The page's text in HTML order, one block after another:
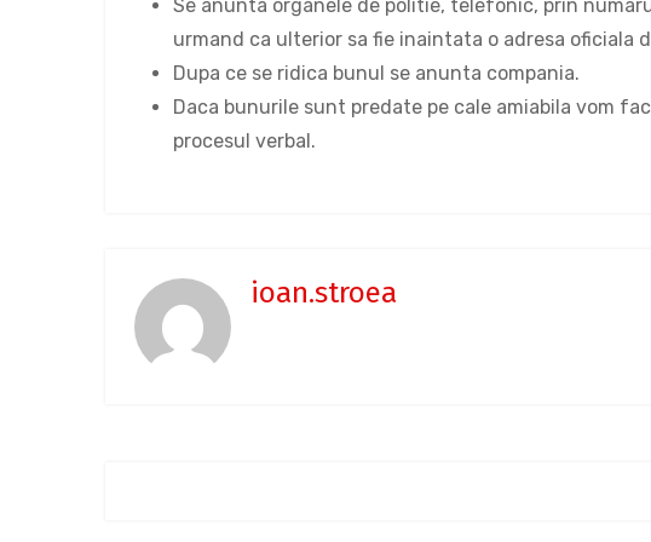
Se anunta organele de politie, telefonic, prin
urmand ca ulterior sa fie inaintata o adresa oficiala
Dupa ce se ridica bunul se anunta compania.
Daca bunurile sunt predate pe cale amiabila vom
procesul verbal.
ioan.stroea